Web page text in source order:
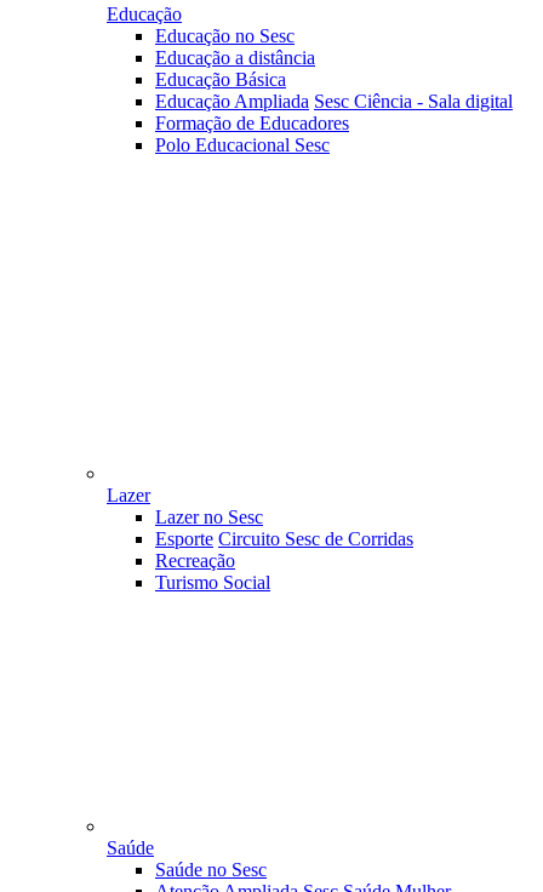
Educação
Educação no Sesc
Educação a distância
Educação Básica
Educação Ampliada Sesc Ciência - Sala digital
Formação de Educadores
Polo Educacional Sesc
Lazer
Lazer no Sesc
Esporte Circuito Sesc de Corridas
Recreação
Turismo Social
Saúde
Saúde no Sesc